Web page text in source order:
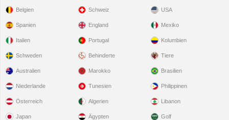
Belgien
Spanien
Italien
Schweden
Schweiz
England
Portugal
Behinderte
USA
Mexiko
Kolumbien
Tiere
Australien
Niederlande
Österreich
Japan
Marokko
Tunesien
Algerien
Ägypten
Brasilien
Philippinen
Libanon
Golf